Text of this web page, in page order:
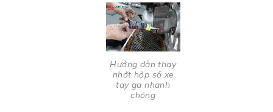
Hướng dẫn thay
nhớt hộp số xe
tay ga nhanh
chóng